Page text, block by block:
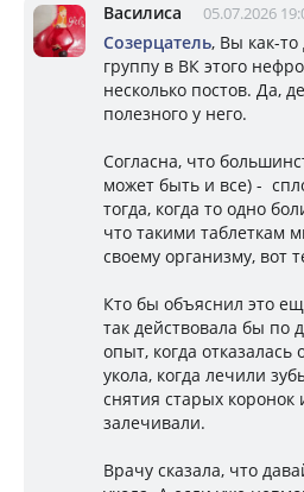
Василиса 05.07.2026
Созерцатель, Вы как-то
группу в ВК этого
несколько постов. Да,
полезного у него.
Согласна, что
может быть и все) -
тогда, когда то одно
что такими таблеткам
своему организму, вот
Кто бы объяснил это
так действовала бы по
опыт, когда
укола, когда лечили
снятия старых
залечивали.
Врачу сказала, что